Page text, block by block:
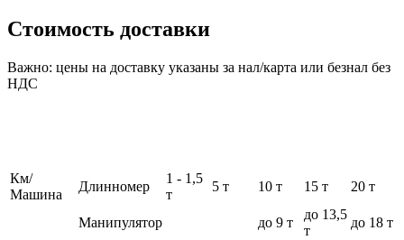
Стоимость доставки
Важно: цены на доставку указаны за нал/карта или безнал без
НДС
Км/
Машина
Длинномер
1 - 1,5
т
5 т 10 т 15 т 20 т
Манипулятор до 9 т
до 13,5
т
до 18 т